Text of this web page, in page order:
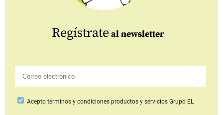
Regístrate al newsletter
Aceptotérminos y condiciones productos y serviciosGrupo EL